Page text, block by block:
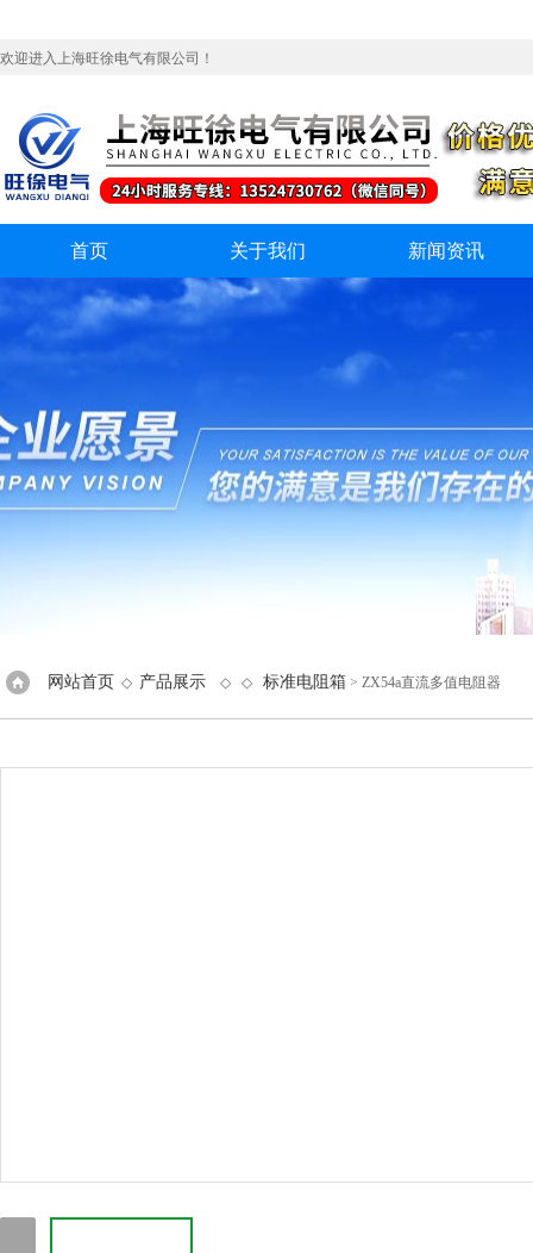
欢迎进入上海旺徐电气有限公司！
首页 关于我们 新闻资讯
网站首页 ◇ 产品展示 ◇ ◇ 标准电阻箱 > ZX54a直流多值电阻器